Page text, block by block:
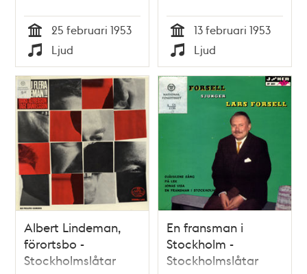
Tid
25 februari 1953
Typ
Ljud Tid
13 februari 1953
Typ
Ljud
Albert Lindeman,
förortsbo -
Stockholmslåtar
En fransman i
Stockholm -
Stockholmslåtar